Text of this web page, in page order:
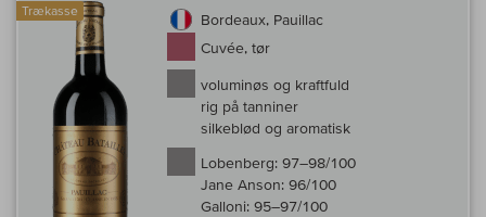
Trækasse
Bordeaux, Pauillac
Cuvée, tør
voluminøs og kraftfuld
rig på tanniner
silkeblød og aromatisk
Lobenberg: 97–98/100
Jane Anson: 96/100
Galloni: 95–97/100